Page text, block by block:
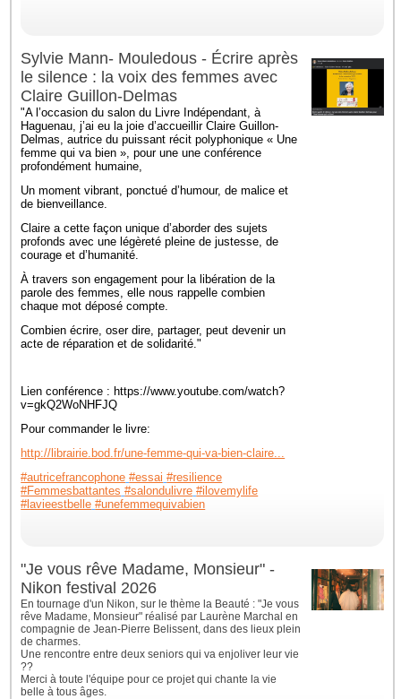
Sylvie Mann- Mouledous - Écrire après
le silence : la voix des femmes avec
Claire Guillon-Delmas
"A l’occasion du salon du Livre Indépendant, à
Haguenau, j’ai eu la joie d’accueillir Claire Guillon-
Delmas, autrice du puissant récit polyphonique « Une
femme qui va bien », pour une une conférence
profondément humaine,
Un moment vibrant, ponctué d’humour, de malice et
de bienveillance.
Claire a cette façon unique d’aborder des sujets
profonds avec une légèreté pleine de justesse, de
courage et d’humanité.
À travers son engagement pour la libération de la
parole des femmes, elle nous rappelle combien
chaque mot déposé compte.
Combien écrire, oser dire, partager, peut devenir un
acte de réparation et de solidarité."
Lien conférence : https://www.youtube.com/watch?
v=gkQ2WoNHFJQ
Pour commander le livre:
http://librairie.bod.fr/une-femme-qui-va-bien-claire...
#autricefrancophone #essai #resilience
#Femmesbattantes #salondulivre #ilovemylife
#lavieestbelle #unefemmequivabien
"Je vous rêve Madame, Monsieur" -
Nikon festival 2026
En tournage d'un Nikon, sur le thème la Beauté : "Je vous
rêve Madame, Monsieur" réalisé par Laurène Marchal en
compagnie de Jean-Pierre Belissent, dans des lieux plein
de charmes.
Une rencontre entre deux seniors qui va enjoliver leur vie
??
Merci à toute l'équipe pour ce projet qui chante la vie
belle à tous âges.